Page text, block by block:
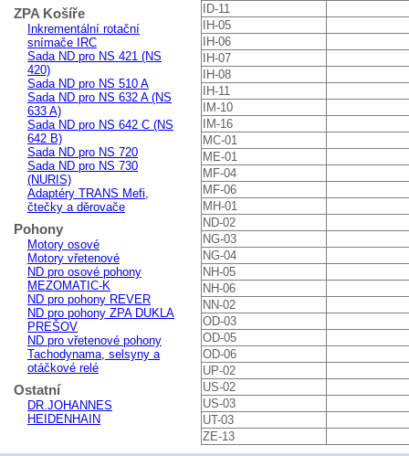
ZPA Košíře
Inkrementální rotační
snímače IRC
Sada ND pro NS 421 (NS
420)
Sada ND pro NS 510 A
Sada ND pro NS 632 A (NS
633 A)
Sada ND pro NS 642 C (NS
642 B)
Sada ND pro NS 720
Sada ND pro NS 730
(NURIS)
Adaptéry TRANS Mefi,
čtečky a děrovače
Pohony
Motory osové
Motory vřetenové
ND pro osové pohony
MEZOMATIC-K
ND pro pohony REVER
ND pro pohony ZPA DUKLA
PREŠOV
ND pro vřetenové pohony
Tachodynama, selsyny a
otáčkové relé
Ostatní
DR.JOHANNES
HEIDENHAIN
ID-11
IH-05
IH-06
IH-07
IH-08
IH-11
IM-10
IM-16
MC-01
ME-01
MF-04
MF-06
MH-01
ND-02
NG-03
NG-04
NH-05
NH-06
NN-02
OD-03
OD-05
OD-06
UP-02
US-02
US-03
UT-03
ZE-13